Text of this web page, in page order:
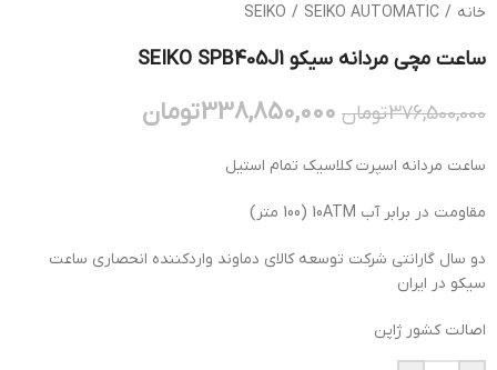
خانه /
SEIKO / SEIKO AUTOMATIC
ساعت مچی مردانه سیکو SEIKO SPB405J1
376,500,000تومان 338,850,000تومان
ساعت مردانه اسپرت کلاسیک تمام استیل
مقاومت در برابر آب 10ATM (100 متر)
دو سال گارانتی شرکت توسعه کالای دماوند واردکننده انحصاری ساعت
سیکو در ایران
اصالت کشور ژاپن